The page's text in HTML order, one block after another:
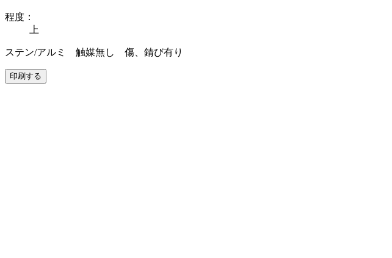
程度：
上
ステン/アルミ 触媒無し 傷、錆び有り
印刷する